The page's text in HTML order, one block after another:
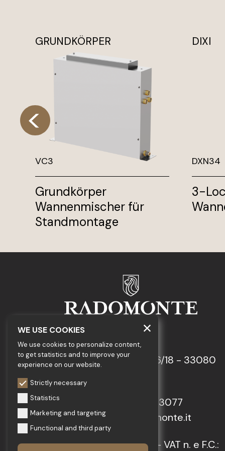
GRUNDKÖRPER
VC3
Grundkörper
Wannenmischer für
Standmontage
DIXI
DXN34
3-
GEDA S.r.l.
Via Maestri del Lavoro, 16/18 - 33080
Tel.: +39 0434 923077
E-mail: info@radomonte.it
© 2022-2026 GEDA S.r.l. - VAT n. e F.C.:
WE USE COOKIES
We use cookies to personalize content,
to get statistics and to improve your
experience on our website.
Strictly necessary
Statistics
Marketing and targeting
Functional and third party